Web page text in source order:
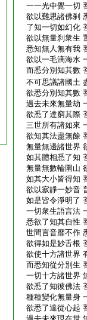
一一光中覺一切
欲以難思諸佛刹
了知一切如幻化
欲以無量刹衆生
悉知無人無有我
欲以一毛滴海水
而悉分別知其數
不可思議諸國土
欲悉分別知其數
過去未來無量劫
欲悉了達窮其際
三世所有諸如來
欲知其法盡無餘
無量無邊諸世界
如其體相悉了知
無量無數輪圍山
如其大小皆得知
欲以寂靜一妙音
如是皆令淨明了
一切衆生語言法
悉欲了知其自性
世間言音靡不作
欲得如是妙舌根
欲使十方諸世界
而悉知從分別生
一切十方諸世界
欲悉了知彼佛法
種種變化無量身
欲悉了達從心起